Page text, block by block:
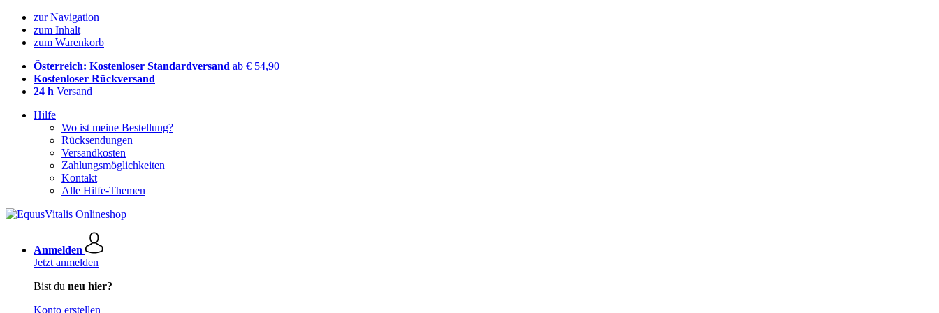
zur Navigation
zum Inhalt
zum Warenkorb
Österreich: Kostenloser Standardversand ab € 54,90
Kostenloser Rückversand
24 h Versand
Hilfe
Wo ist meine Bestellung?
Rücksendungen
Versandkosten
Zahlungsmöglichkeiten
Kontakt
Alle Hilfe-Themen
Anmelden
Jetzt anmelden
Bist du neu hier?
Konto erstellen